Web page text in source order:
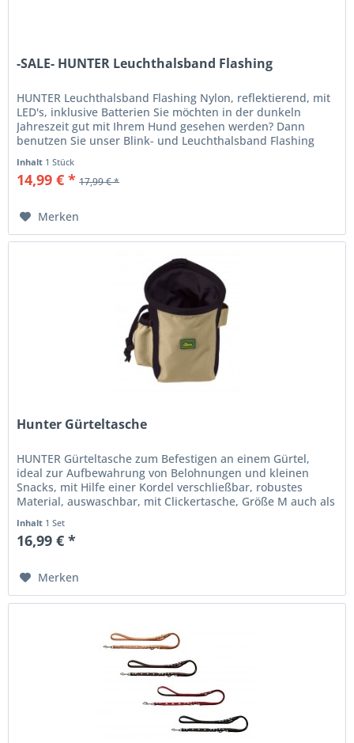
-SALE- HUNTER Leuchthalsband Flashing
HUNTER Leuchthalsband Flashing Nylon, reflektierend, mit
LED's, inklusive Batterien Sie möchten in der dunkeln
Jahreszeit gut mit Ihrem Hund gesehen werden? Dann
benutzen Sie unser Blink- und Leuchthalsband Flashing
Inhalt 1 Stück
14,99 € * 17,99 € *
Merken
Hunter Gürteltasche
HUNTER Gürteltasche zum Befestigen an einem Gürtel,
ideal zur Aufbewahrung von Belohnungen und kleinen
Snacks, mit Hilfe einer Kordel verschließbar, robustes
Material, auswaschbar, mit Clickertasche, Größe M auch als
Inhalt 1 Set
16,99 € *
Merken